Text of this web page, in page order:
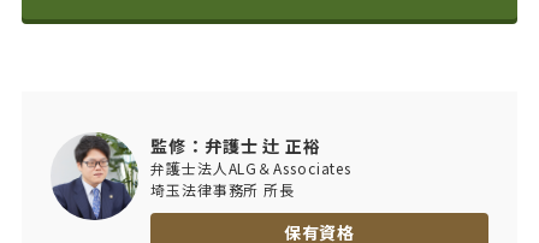
監修：弁護士 辻 正裕
弁護士法人ALG＆Associates
埼玉法律事務所 所長
保有資格